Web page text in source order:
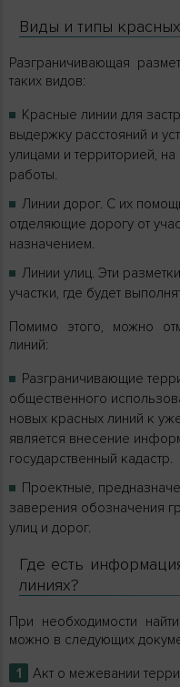
Виды и типы
Разграничивающая
таких видов:
Красные линии для
выдержку расстояний и
улицами и территорией,
работы.
Линии дорог. С их
отделяющие дорогу от
назначением.
Линии улиц. Эти
участки, где будет
Помимо этого, можно
линий:
Разграничивающие
общественного
новых красных линий к
является внесение
государственный кадастр.
Проектные,
заверения обозначения
улиц и дорог.
Где есть
линиях?
При необходимости
можно в следующих
Акт о межевании